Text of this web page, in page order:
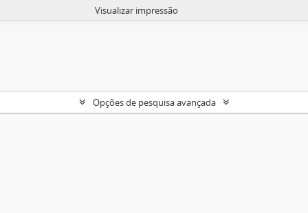
Visualizar impressão
Opções de pesquisa avançada